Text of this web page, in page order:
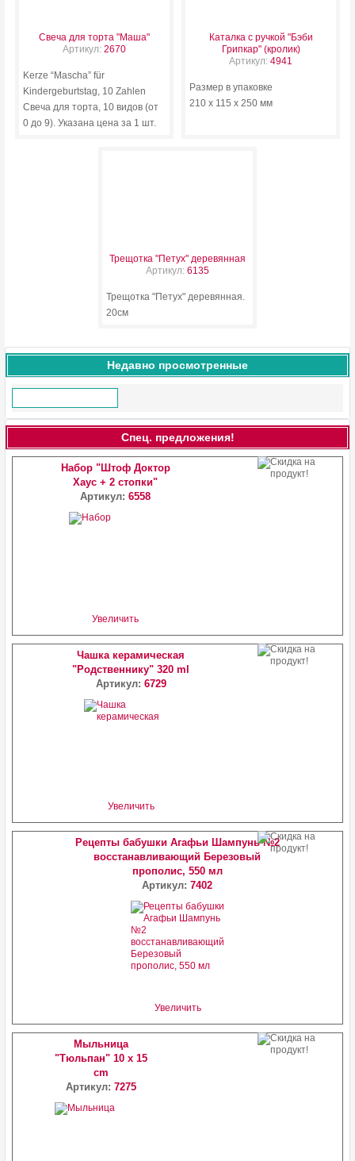
Свеча для торта "Маша"
Артикул: 2670
Kerze “Mascha” für
Kindergeburtstag, 10 Zahlen
Свеча для торта, 10 видов (от
0 до 9). Указана цена за 1 шт.
Каталка с ручкой "Бэби
Грипкар" (кролик)
Артикул: 4941
Размер в упаковке
210 х 115 х 250 мм
Трещотка "Петух" деревянная
Артикул: 6135
Трещотка "Петух" деревянная.
20см
Недавно просмотренные
Спец. предложения!
Набор "Штоф Доктор
Хаус + 2 стопки"
Артикул: 6558
Увеличить
Чашка керамическая
"Родственнику" 320 ml
Артикул: 6729
Увеличить
Рецепты бабушки Агафьи Шампунь №2
восстанавливающий Березовый
прополис, 550 мл
Артикул:7402
Увеличить
Мыльница
"Тюльпан" 10 x 15
cm
Артикул: 7275